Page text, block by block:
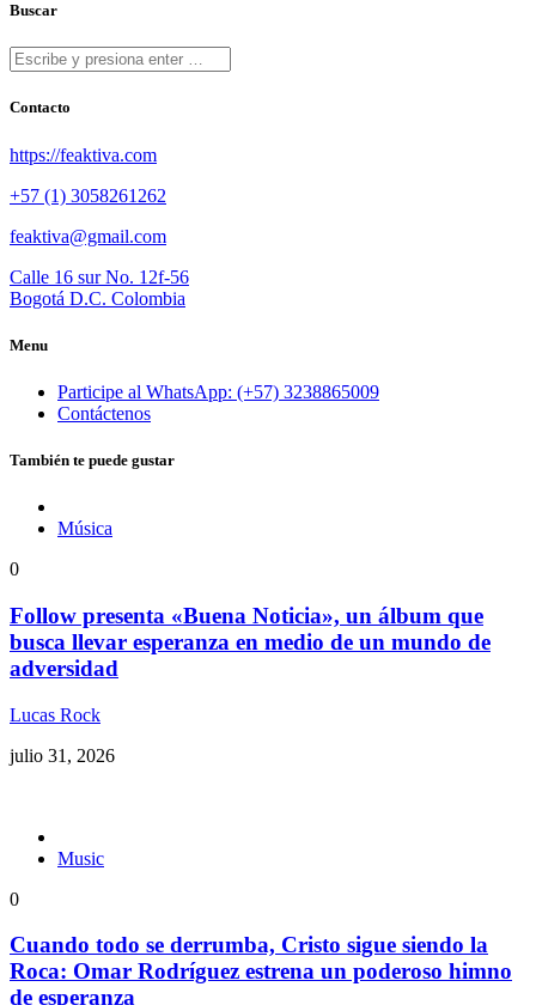
Buscar
Contacto
https://feaktiva.com
+57 (1) 3058261262
feaktiva@gmail.com
Calle 16 sur No. 12f-56
Bogotá D.C. Colombia
Menu
Participe al WhatsApp: (+57) 3238865009
Contáctenos
También te puede gustar
Música
0
Follow presenta «Buena Noticia», un álbum que
busca llevar esperanza en medio de un mundo de
adversidad
Lucas Rock
julio 31, 2026
Music
0
Cuando todo se derrumba, Cristo sigue siendo la
Roca: Omar Rodríguez estrena un poderoso himno
de esperanza